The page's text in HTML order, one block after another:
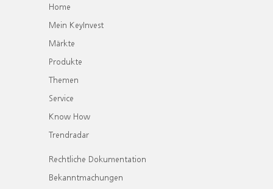
Home
Mein KeyInvest
Märkte
Produkte
Themen
Service
Know How
Trendradar
Rechtliche Dokumentation
Bekanntmachungen